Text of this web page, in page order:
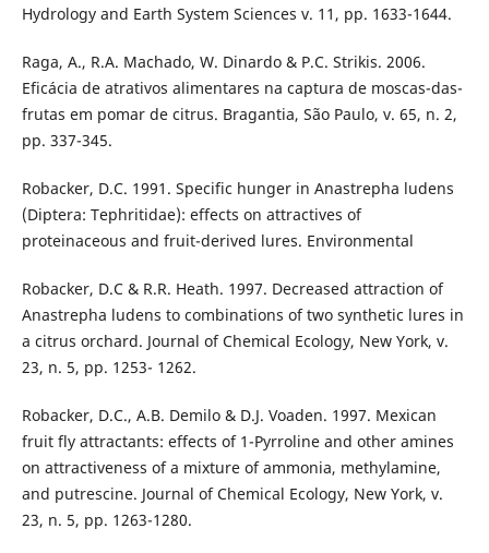
Hydrology and Earth System Sciences v. 11, pp. 1633-1644.
Raga, A., R.A. Machado, W. Dinardo & P.C. Strikis. 2006.
Eficácia de atrativos alimentares na captura de moscas-das-
frutas em pomar de citrus. Bragantia, São Paulo, v. 65, n. 2,
pp. 337-345.
Robacker, D.C. 1991. Specific hunger in Anastrepha ludens
(Diptera: Tephritidae): effects on attractives of
proteinaceous and fruit-derived lures. Environmental
Robacker, D.C & R.R. Heath. 1997. Decreased attraction of
Anastrepha ludens to combinations of two synthetic lures in
a citrus orchard. Journal of Chemical Ecology, New York, v.
23, n. 5, pp. 1253- 1262.
Robacker, D.C., A.B. Demilo & D.J. Voaden. 1997. Mexican
fruit fly attractants: effects of 1-Pyrroline and other amines
on attractiveness of a mixture of ammonia, methylamine,
and putrescine. Journal of Chemical Ecology, New York, v.
23, n. 5, pp. 1263-1280.